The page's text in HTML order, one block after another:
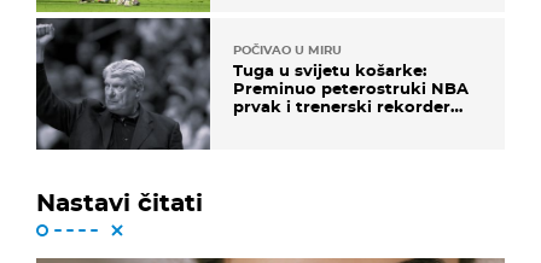
POČIVAO U MIRU
Tuga u svijetu košarke:
Preminuo peterostruki NBA
prvak i trenerski rekorder
Nastavi čitati